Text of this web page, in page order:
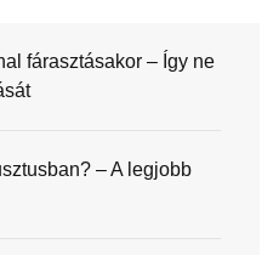
fárasztásakor – Így ne
– A legjobb